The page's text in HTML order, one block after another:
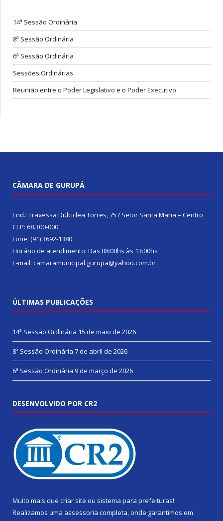
14ª Sessão Ordinária
8ª Sessão Ordinária
6ª Sessão Ordinária
Sessões Ordinárias
Reunião entre o Poder Legislativo e o Poder Executivo
CÂMARA DE GURUPÁ
End.: Travessa Dulciclea Torres, 757 Setor Santa Maria – Centro
CEP: 68.300-000
Fone: (91) 3692-1380
Horário de atendimento: Das 08:00hs às 13:00hs
E-mail: camaramunicipal.gurupa@yahoo.com.br
ÚLTIMAS PUBLICAÇÕES
14ª Sessão Ordinária 15 de maio de 2026
8ª Sessão Ordinária 7 de abril de 2026
6ª Sessão Ordinária 9 de março de 2026
DESENVOLVIDO POR CR2
Muito mais que criar site ou sistema para prefeituras!
Realizamos uma assessoria completa, onde garantimos em